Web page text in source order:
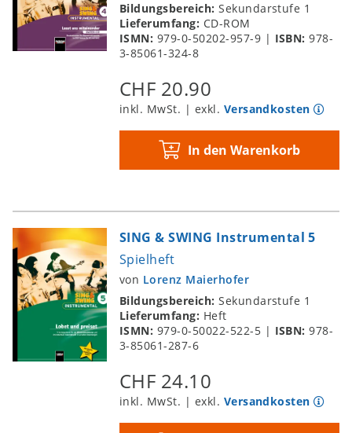
Bildungsbereich:Sekundarstufe 1
Lieferumfang: CD-ROM
ISMN: 979-0-50202-957-9 | ISBN:978-
3-85061-324-8
CHF 20.90
inkl. MwSt. | exkl. Versandkosten
In den Warenkorb
SING & SWING Instrumental 5
Spielheft
von Lorenz Maierhofer
Bildungsbereich:Sekundarstufe 1
Lieferumfang: Heft
ISMN: 979-0-50022-522-5 | ISBN:978-
3-85061-287-6
CHF 24.10
inkl. MwSt. | exkl. Versandkosten